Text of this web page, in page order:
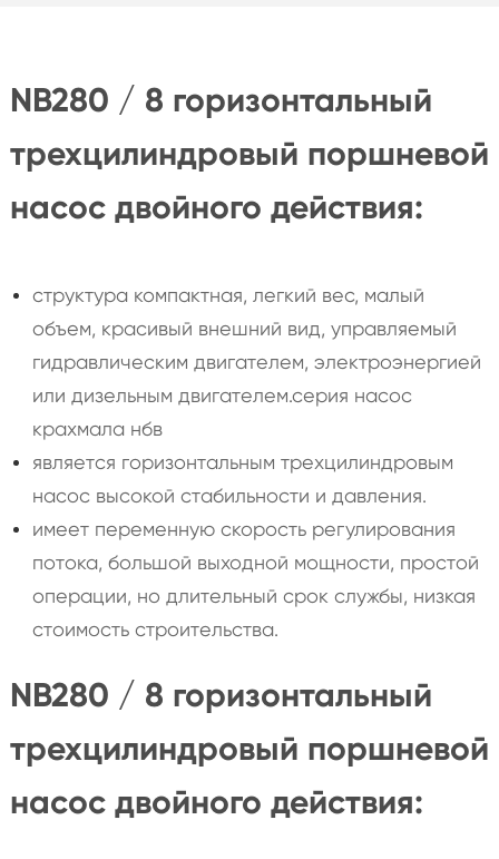
NB280 / 8 горизонтальный
трехцилиндровый поршневой
насос двойного действия:
структура компактная, легкий вес, малый
объем, красивый внешний вид, управляемый
гидравлическим двигателем, электроэнергией
или дизельным двигателем.серия насос
крахмала нбв
является горизонтальным трехцилиндровым
насос высокой стабильности и давления.
имеет переменную скорость регулирования
потока, большой выходной мощности, простой
операции, но длительный срок службы, низкая
стоимость строительства.
NB280 / 8 горизонтальный
трехцилиндровый поршневой
насос двойного действия: